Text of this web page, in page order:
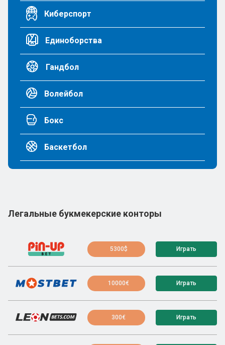
Киберспорт
Единоборства
Гандбол
Волейбол
Бокс
Баскетбол
Легальные букмекерские конторы
5300$ Играть
10000€ Играть
300€ Играть